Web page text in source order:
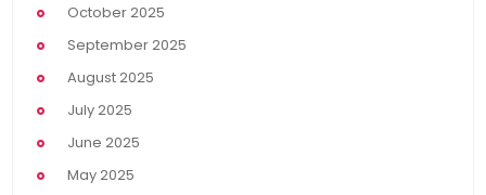
October 2025
September 2025
August 2025
July 2025
June 2025
May 2025